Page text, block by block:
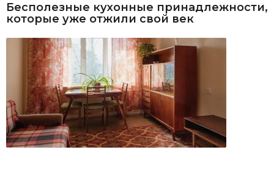
Бесполезные кухонные принадлежности,
которые уже отжили свой век